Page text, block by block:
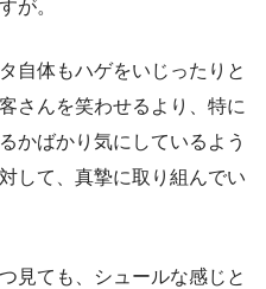
が。
自体もハゲをいじったりと
さんを笑わせるより、特に
かばかり気にしているよう
して、真摯に取り組んでい
見ても、シュールな感じと